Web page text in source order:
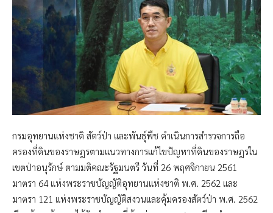
กรมอุทยานแห่งชาติ สัตว์ป่า และพันธุ์พืช ดำเนินการสำรวจการถือ
ครองที่ดินของราษฎรตามแนวทางการแก้ไขปัญหาที่ดินของราษฎรใน
เขตป่าอนุรักษ์ ตามมติคณะรัฐมนตรี วันที่ 26 พฤศจิกายน 2561
มาตรา 64 แห่งพระราชบัญญัติอุทยานแห่งชาติ พ.ศ. 2562 และ
มาตรา 121 แห่งพระราชบัญญัติสงวนและคุ้มครองสัตว์ป่า พ.ศ. 2562